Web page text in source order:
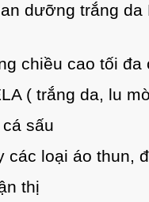
dưỡng trắng
chiều cao tối đa
( trắng da, lu
sấu
các loại áo thun,
thị